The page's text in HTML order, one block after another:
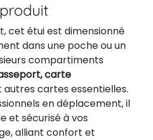
cet étui est dimensionné
dans une poche ou un
compartiments
carte
autres cartes essentielles.
en déplacement, il
et sécurisé à vos
alliant confort et